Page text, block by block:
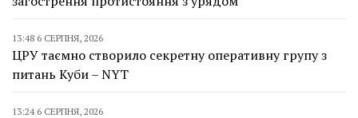
13:48 6 СЕРПНЯ, 2026
ЦРУ таємно створило секретну оперативну групу з
питань Куби – NYT
13:24 6 СЕРПНЯ, 2026